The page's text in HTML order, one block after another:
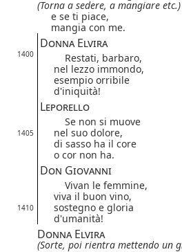
(Torna a sedere, a mangiare etc.)
e se ti piace,
mangia con me.
Donna Elvira
1400
Restati, barbaro,
nel lezzo immondo,
esempio orribile
d'iniquità!
Leporello
Se non si muove
1405
nel suo dolore,
di sasso ha il core
o cor non ha.
Don Giovanni
Vivan le femmine,
viva il buon vino,
1410
sostegno e gloria
d'umanità!
Donna Elvira
(Sorte, poi rientra mettendo un